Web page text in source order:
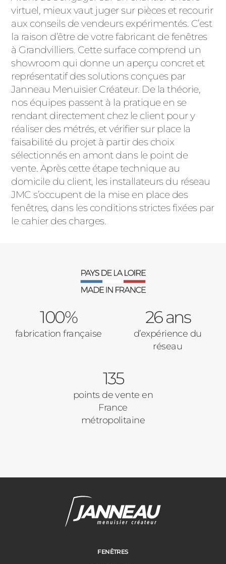
virtuel, mieux vaut juger sur pièces et recourir
aux conseils de vendeurs expérimentés. C’est
la raison d’être de votre fabricant de fenêtres
à Grandvilliers. Cette surface comprend un
showroom qui donne un aperçu concret et
représentatif des solutions conçues par
Janneau Menuisier Créateur. De la théorie,
nos équipes passent à la pratique en se
rendant directement chez le client pour y
réaliser des métrés, et vérifier sur place la
faisabilité du projet à partir des choix
sélectionnés en amont dans le point de
vente. Après cette étape technique au
domicile du client, les installateurs du réseau
JMC s’occupent de la mise en place des
fenêtres, dans les conditions strictes fixées par
le cahier des charges.
100%
fabrication française
26 ans
d’expérience du
réseau
135
points de vente en
France
métropolitaine
FENÊTRES
Janneau Menuisier Créateur